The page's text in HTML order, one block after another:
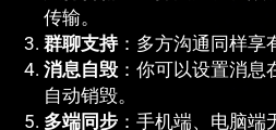
传输。
群聊支持：多方沟通同样享
消息自毁：你可以设置消息
自动销毁。
多端同步 ：手机端、电脑端